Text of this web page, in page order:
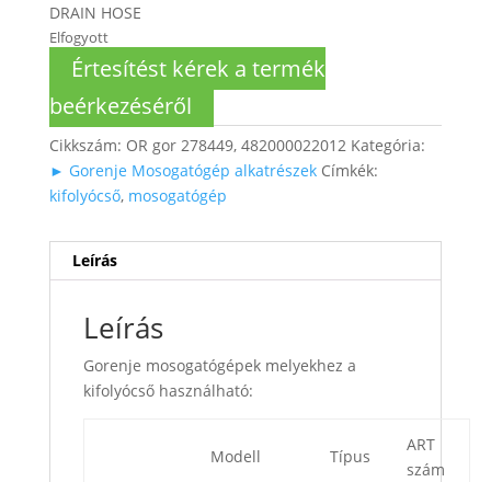
DRAIN HOSE
Elfogyott
Értesítést kérek a termék
beérkezéséről
Cikkszám: OR gor 278449, 482000022012 Kategória:
► Gorenje Mosogatógép alkatrészek Címkék:
kifolyócső, mosogatógép
Leírás
Leírás
Gorenje mosogatógépek melyekhez a
kifolyócső használható:
Modell Típus
ART
szám